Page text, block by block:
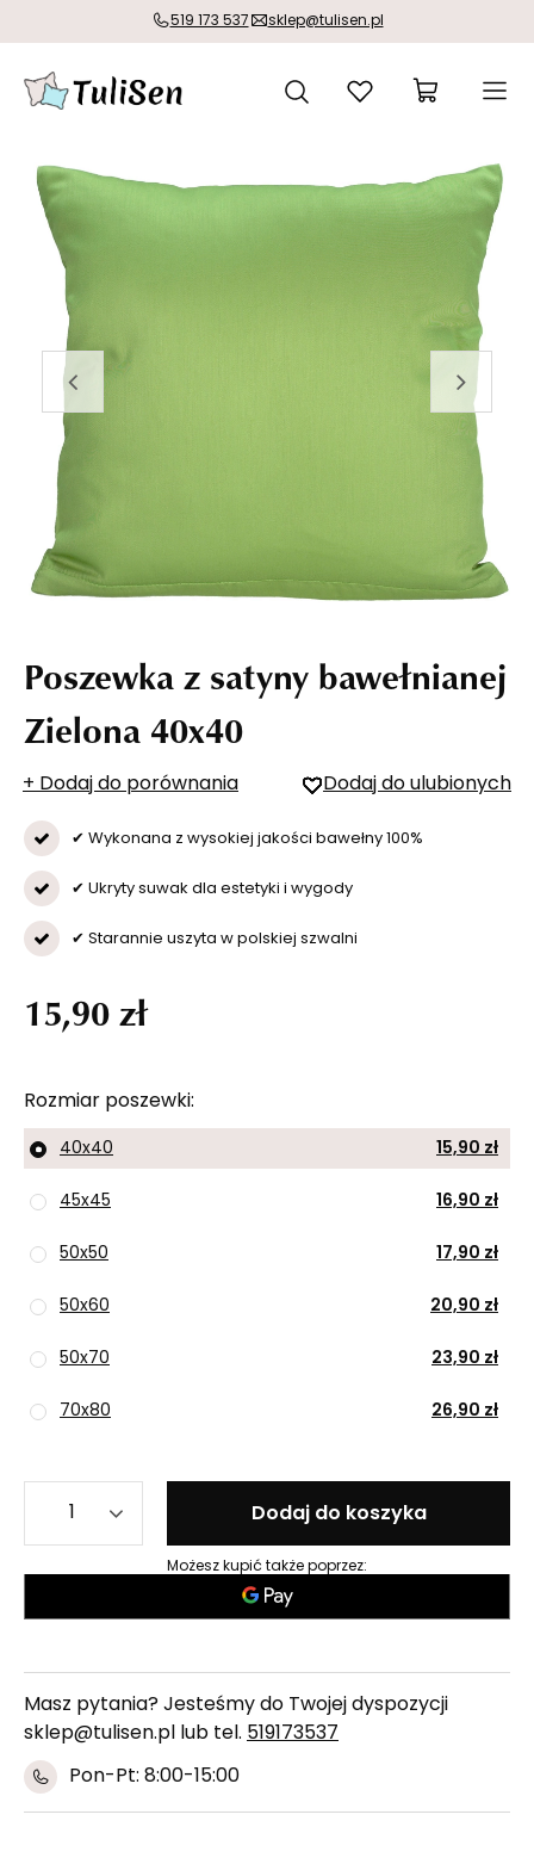
519 173 537 sklep@tulisen.pl
Poszewka z satyny bawełnianej
Zielona 40x40
+ Dodaj do porównania Dodaj do ulubionych
✔ Wykonana z wysokiej jakości bawełny 100%
✔ Ukryty suwak dla estetyki i wygody
✔ Starannie uszyta w polskiej szwalni
Rozmiar poszewki
40x40 15,90 zł
45x45 16,90 zł
50x50 17,90 zł
50x60 20,90 zł
50x70 23,90 zł
70x80 26,90 zł
15,90 zł
Dodaj do koszyka
Możesz kupić także poprzez:
Masz pytania? Jesteśmy do Twojej dyspozycji
sklep@tulisen.pl lub tel. 519173537
Pon-Pt: 8:00-15:00